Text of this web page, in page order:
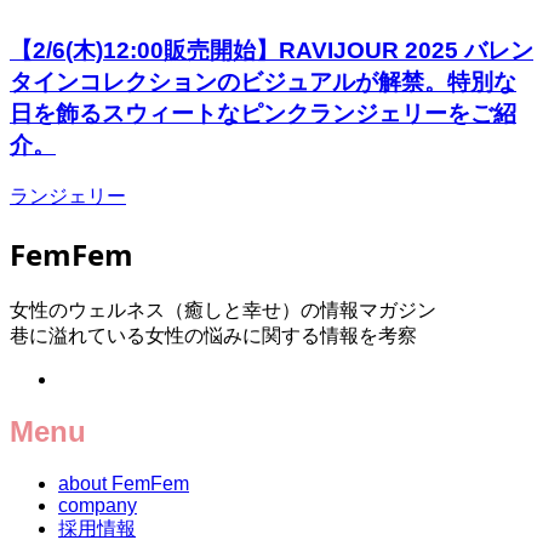
【2/6(木)12:00販売開始】RAVIJOUR 2025 バレン
タインコレクションのビジュアルが解禁。特別な
⽇を飾るスウィートなピンクランジェリーをご紹
介。
ランジェリー
FemFem
女性のウェルネス（癒しと幸せ）の情報マガジン
巷に溢れている女性の悩みに関する情報を考察
Menu
about FemFem
company
採用情報